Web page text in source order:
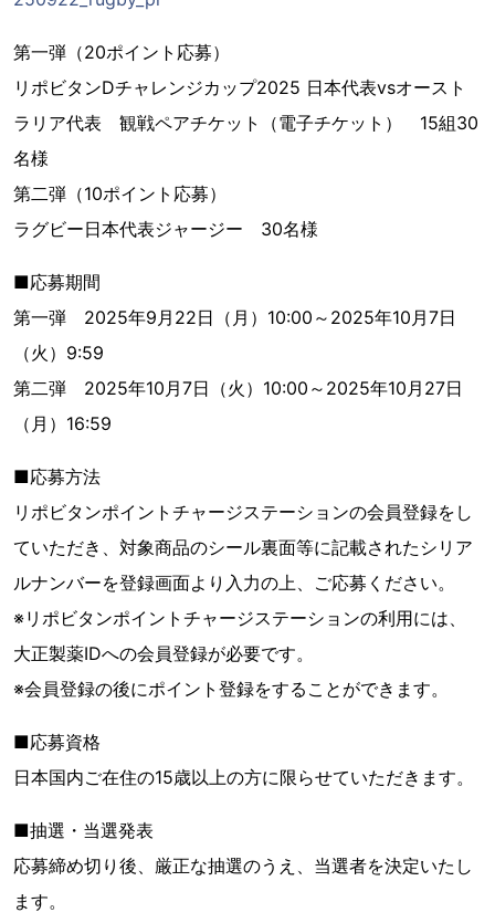
第一弾（20ポイント応募）
リポビタンDチャレンジカップ2025 日本代表vsオースト
ラリア代表 観戦ペアチケット（電子チケット） 15組30
名様
第二弾（10ポイント応募）
ラグビー日本代表ジャージー 30名様
■応募期間
第一弾 2025年9月22日（月）10:00～2025年10月7日
（火）9:59
第二弾 2025年10月7日（火）10:00～2025年10月27日
（月）16:59
■応募方法
リポビタンポイントチャージステーションの会員登録をし
ていただき、対象商品のシール裏面等に記載されたシリア
ルナンバーを登録画面より入力の上、ご応募ください。
※リポビタンポイントチャージステーションの利用には、
大正製薬IDへの会員登録が必要です。
※会員登録の後にポイント登録をすることができます。
■応募資格
日本国内ご在住の15歳以上の方に限らせていただきます。
■抽選・当選発表
応募締め切り後、厳正な抽選のうえ、当選者を決定いたし
ます。